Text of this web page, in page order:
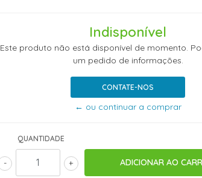
Indisponível
Este produto não está disponível de momento.
um pedido de informações.
CONTATE-NOS
← ou continuar a comprar
QUANTIDADE
+
-